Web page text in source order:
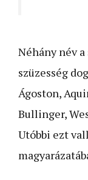
Néhány név
szüzesség
Ágoston,
Bullinger,
Utóbbi ezt